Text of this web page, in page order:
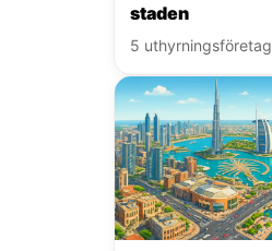
staden
5 uthyrningsföretag